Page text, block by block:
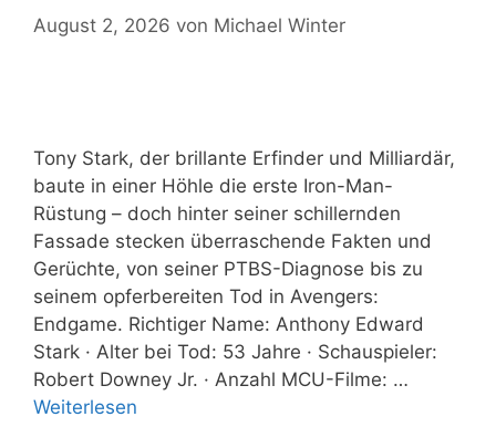
August 2, 2026 von Michael Winter
Tony Stark, der brillante Erfinder und Milliardär,
baute in einer Höhle die erste Iron-Man-
Rüstung – doch hinter seiner schillernden
Fassade stecken überraschende Fakten und
Gerüchte, von seiner PTBS-Diagnose bis zu
seinem opferbereiten Tod in Avengers:
Endgame. Richtiger Name: Anthony Edward
Stark · Alter bei Tod: 53 Jahre · Schauspieler:
Robert Downey Jr. · Anzahl MCU-Filme: …
Weiterlesen